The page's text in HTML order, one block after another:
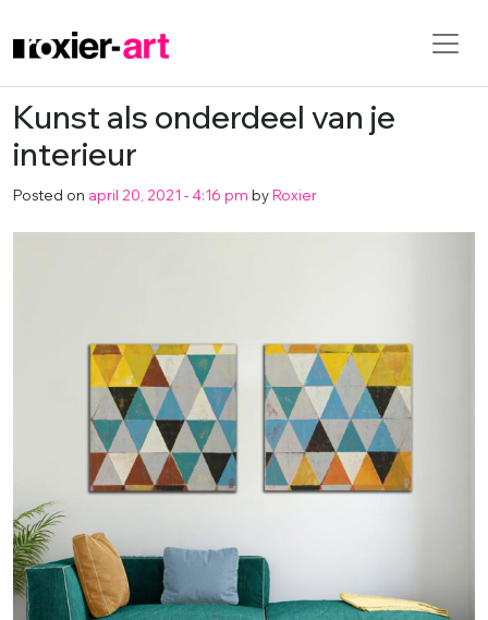
Skip to main content
Kunst als onderdeel van je
interieur
Posted on april 20, 2021 - 4:16 pm by Roxier